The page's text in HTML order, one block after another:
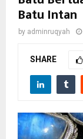
Batu Intan
by adminruqyah
SHARE